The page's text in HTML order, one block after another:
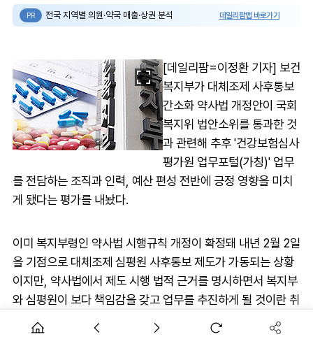
PR 전국 지역별 의원·약국 매출·상권 분석 데일리팜맵 바로가기
[데일리팜=이정환 기자] 보건
복지부가 대체조제 사후통보
간소화 약사법 개정안이 국회
복지위 법안소위를 통과한 것
과 관련해 추후 '건강보험심사
평가원 업무포털(가칭)' 업무
를 전담하는 조직과 인력, 예산 편성 전반에 긍정 영향을 미치
게 됐다는 평가를 내놨다.
이미 복지부령인 약사법 시행규칙 개정이 확정돼 내년 2월 2일
을 기점으로 대체조제 심평원 사후통보 제도가 가동되는 상황
이지만, 약사법에서 제도 시행 법적 근거를 명시하면서 복지부
와 심평원이 보다 책임감을 갖고 업무를 추진하게 될 것이란 취